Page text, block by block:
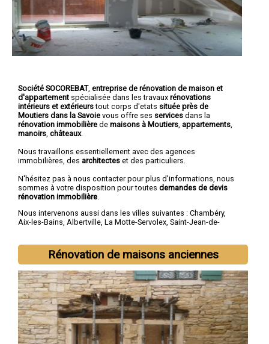
Société SOCOREBAT, entreprise de rénovation de maison et
d'appartement spécialisée dans les travaux rénovations
intérieurs et extérieurstout corps d'etats située près de
Moutiers dans la Savoie vous offre ses services dans la
rénovation immobilière de maisons à Moutiers appartements
manoirs châteaux.
Nous travaillons essentiellement avec des agences
immobilières, des architectes et des particuliers.
N'hésitez pas à nous contacter pour plus d'informations, nous
sommes à votre disposition pour toutes demandes de devis
rénovation immobilière
Nous intervenons aussi dans les villes suivantes : Chambéry,
Aix-les-Bains, Albertville, La Motte-Servolex, Saint-Jean-de-
Rénovation de maisons anciennes